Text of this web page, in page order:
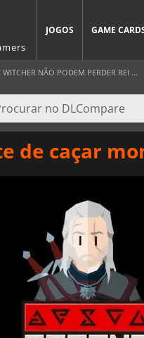
JOGOS GAME
NÃO PODEM PERDER REI ...
de caçar